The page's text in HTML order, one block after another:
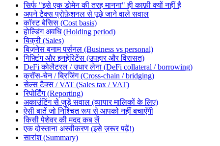
सिर्फ "इसे एक डोमेन की तरह मानना" ही काफ़ी क्यों नहीं है
अपने टैक्स प्रोफ़ेशनल से पूछे जाने वाले सवाल
कॉस्ट बेसिस (Cost basis)
होल्डिंग अवधि (Holding period)
बिक्री (Sales)
बिज़नेस बनाम पर्सनल (Business vs personal)
गिफ़्टिंग और इनहेरिटेंस (उपहार और विरासत)
DeFi कोलैटरल / उधार लेना (DeFi collateral / borrowing)
क्रॉस-चेन / ब्रिजिंग (Cross-chain / bridging)
सेल्स टैक्स / VAT (Sales tax / VAT)
रिपोर्टिंग (Reporting)
अकाउंटिंग से जुड़े सवाल (व्यापार मालिकों के लिए)
ऐसी बातें जो निश्चित रूप से आपको नहीं बचाएँगी
किसी पेशेवर की मदद कब लें
एक दोस्ताना अस्वीकरण (इसे ज़रूर पढ़ें!)
सारांश (Summary)